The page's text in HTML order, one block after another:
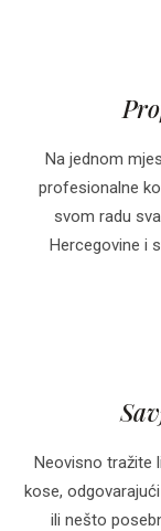
Na jednom
profesionalne
svom radu
Hercegovine i
Neovisno tražite
kose,
ili nešto